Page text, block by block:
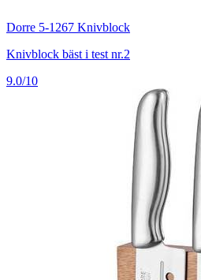
Dorre 5-1267 Knivblock
Knivblock bäst i test nr.2
9.0/10